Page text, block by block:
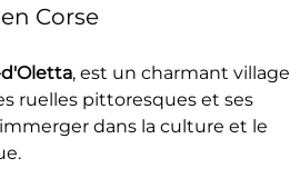
en Corse
, est un charmant village
ruelles pittoresques et ses
dans la culture et le